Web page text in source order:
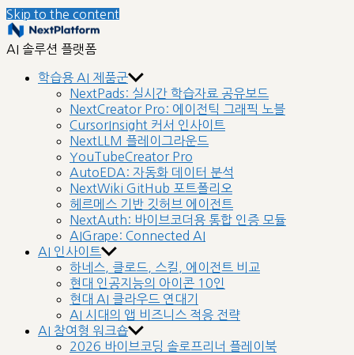
Skip to the content
AI 솔루션 플랫폼
학습용 AI 제품군
NextPads: 실시간 학습자료 공유보드
NextCreator Pro: 에이전틱 그래픽 노블
CursorInsight 커서 인사이트
NextLLM 플레이그라운드
YouTubeCreator Pro
AutoEDA: 자동화 데이터 분석
NextWiki GitHub 포트폴리오
헤르메스 기반 깃허브 에이전트
NextAuth: 바이브코더용 통합 인증 모듈
AIGrape: Connected AI
AI 인사이트
하네스, 클로드, 스킬, 에이전트 비교
현대 인공지능의 아이콘 10인
현대 AI 클라우드 연대기
AI 시대의 앱 비즈니스 적응 전략
AI 참여형 워크숍
2026 바이브코딩 솔로프리너 플레이북